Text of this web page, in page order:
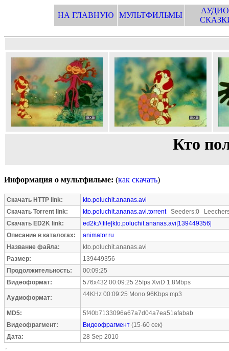
НА ГЛАВНУЮ МУЛЬТФИЛЬМЫ
Кто
Информация о мультфильме: (как скачать)
Скачать HTTP link:
kto.poluchit.ananas.avi
Скачать Torrent link:
kto.poluchit.ananas.avi.torrentSeeders:0
Скачать ED2K link:
ed2k://|file|kto.poluchit.ananas.avi|139449356|
Описание в каталогах:
animator.ru
Название файла:
kto.poluchit.ananas.avi
Размер:
139449356
Продолжительность:
00:09:25
Видеоформат:
576x432 00:09:25 25fps XviD 1.8Mbps
Аудиоформат: 44KHz 00:09:25 Mono 96Kbps mp3
MD5:
5f40b7133096a67a7d04a7ea51afabab
Видеофрагмент:
Видеофрагмент (15-60 сек)
Дата:
28 Sep 2010